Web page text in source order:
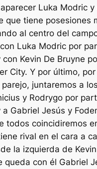
aparecer Luka Modric y
que tiene posesiones
al centro del
Luka Modric por
Kevin De Bruyne
City. Y por último,
juntaremos a los
y Rodrygo por
Gabriel Jesús y
todos coincidiremos
rival en el cara a
la izquierda de
queda con él Gabriel